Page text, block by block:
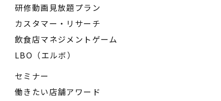
研修動画見放題プラン
カスタマー・リサーチ
飲食店マネジメントゲーム
LBO（エルボ）
セミナー
働きたい店舗アワード